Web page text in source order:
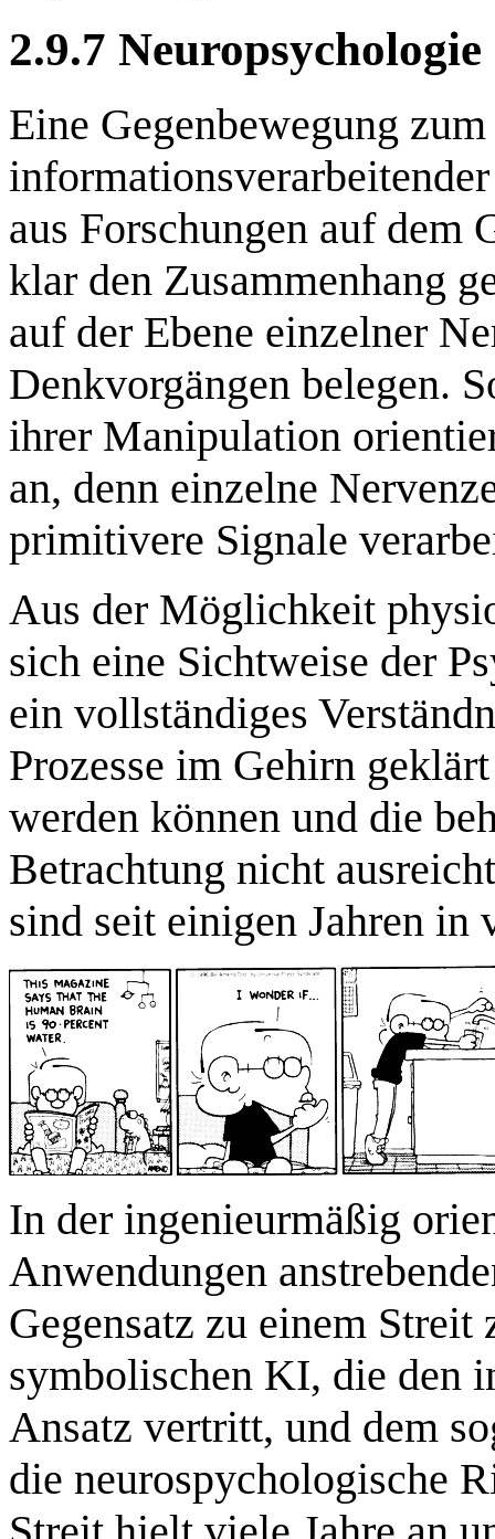
2.9.7 Neuropsychologie
Eine Gegenbewegung
aus Forschungen auf dem
klar den Zusammenhang
auf der Ebene einzelner
Denkvorgängen belegen.
ihrer Manipulation
an, denn einzelne
primitivere Signale
Aus der Möglichkeit
sich eine Sichtweise der
ein vollständiges
Prozesse im Gehirn
werden können und die
Betrachtung nicht
sind seit einigen Jahren in
In der ingenieurmäßig
Anwendungen
Gegensatz zu einem Streit
symbolischen KI, die den
Ansatz vertritt, und dem
die neurospychologische